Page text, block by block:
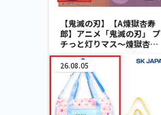
【鬼滅の刃】【A煉獄杏寿
郎】アニメ「鬼滅の刃」 プ
チっと灯りマス～煉獄杏寿
郎・胡蝶しのぶ～
26.08.05